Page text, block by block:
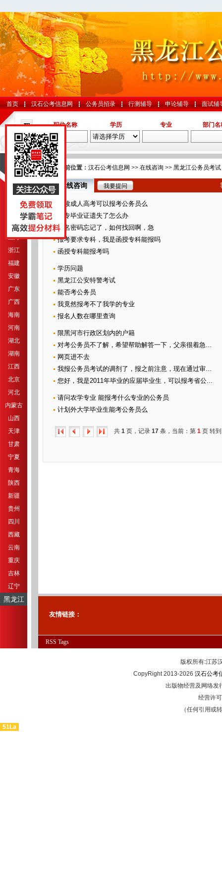
首页 汉石公考信息网 公务员招录 行测辅导 申论辅导 面试辅
职位名称 学历 专业 部门名
导航
江苏
上海
浙江
福建
安徽
广东
广西
海南
河南
湖北
湖南
江西
北京
河北
内蒙古
山西
天津
甘肃
宁夏
青海
陕西
新疆
贵州
四川
西藏
云南
重庆
吉林
辽宁
黑龙江
您的当前位置： 汉石公考信息网 >> 在线咨询 >> 黑龙江公务员考试
在线咨询 我要提问
在读成人高考可以报考公务员么
大专毕业证遗失了怎么办
报名密码忘记了，如何找回啊，急
报考要求专科，我是函授专科能报吗
函授专科能报考吗
学历问题
黑龙江公安特警考试
能否考公务员
我竟然报考不了我学的专业
报名人数在哪里查询
限黑河市行政区划内的户籍
对考公务员不了解，希望帮助解答一下，父亲很着急...
网页进不去
我报公务员考试的调剂了，报之前注意，现在通过审...
您好，我是2011年毕业的应届毕业生，可以报考省公...
请问农学专业 能报考什么专业的公务员
计划外大学毕业生能考公务员么
共 1 页，记录 17 条，当前：第 1 页 转
友情链接：
RSS Tags
版权所有:江
CopyRight 2013-2026 汉石公考
出版物经营及网络发
经营许
（任何引用或
51La